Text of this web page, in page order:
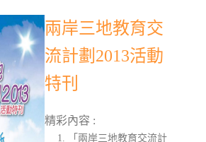
兩岸三地教育交
流計劃2013活動
特刊
精彩內容 :
「兩岸三地教育交流計